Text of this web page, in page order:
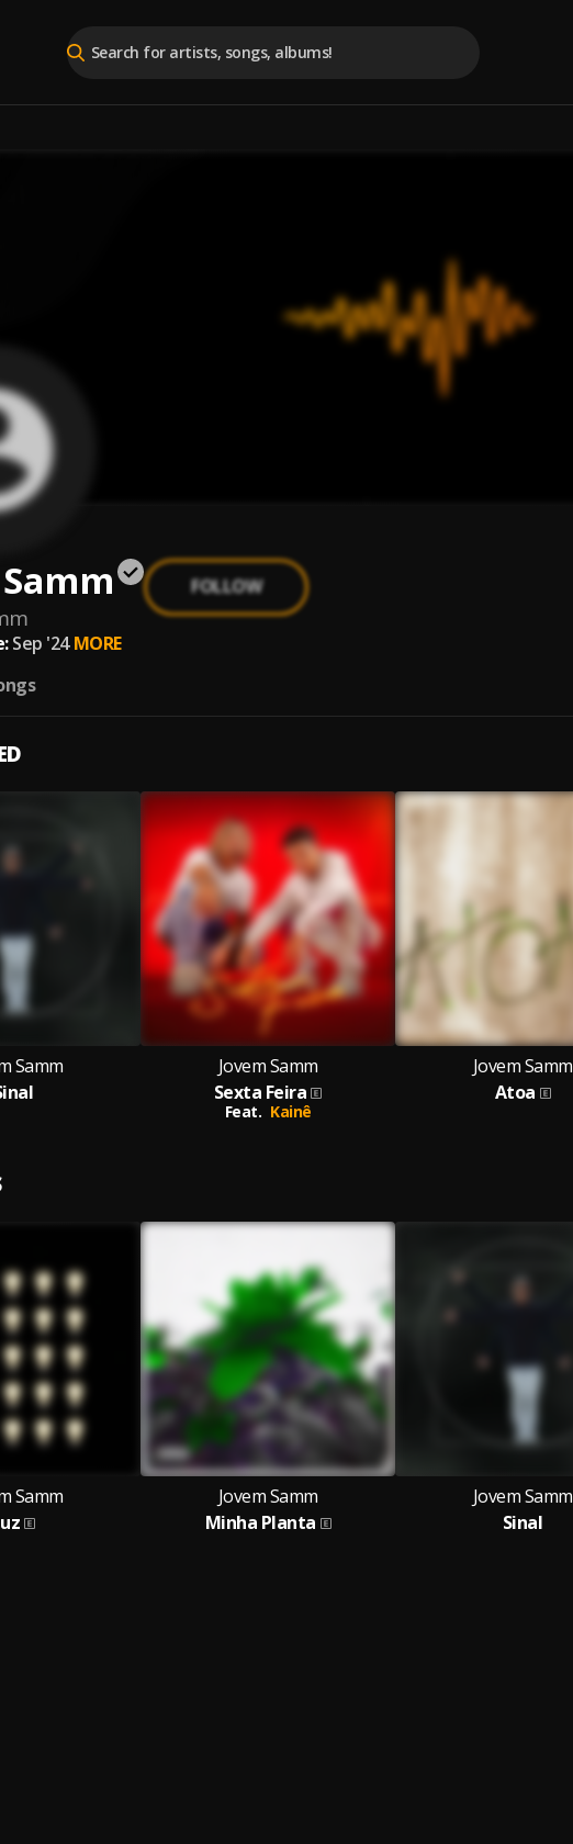
FOLLOW
Sep '24 MORE
Samm
Jovem Samm
Sexta Feira
Feat. Kainê
Jovem Samm
Atoa
Samm
Jovem Samm
Minha Planta
Jovem Samm
Sinal